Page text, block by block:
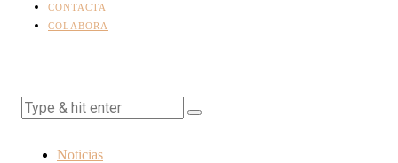
CONTACTA
COLABORA
Noticias